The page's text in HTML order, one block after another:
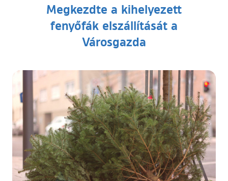
Megkezdte a kihelyezett
fenyőfák elszállítását a
Városgazda